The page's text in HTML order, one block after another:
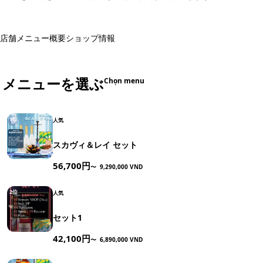
店舗メニュー概要ショップ情報
メニューを選ぶChọn menu
1位 人気
スカヴィ＆レイ セット
56,700円〜 9,290,000 VND
2位 人気
セット1
42,100円〜 6,890,000 VND